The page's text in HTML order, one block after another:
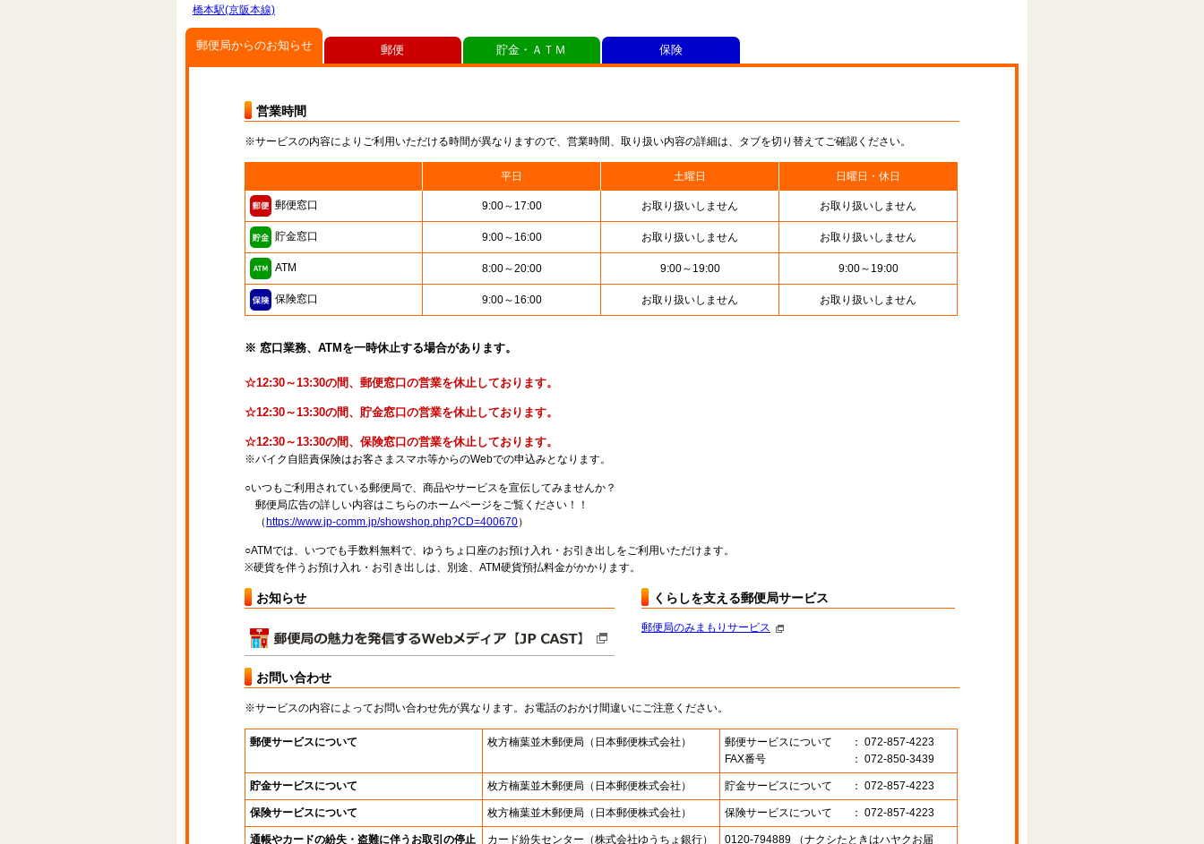
橋本駅(京阪本線)
郵便局からのお知らせ
営業時間
※サービスの内容によりご利用いただける時間が異なりますので、営業時間、取り扱い内容の詳細は、タブを切り替えてご確認ください。
平日 土曜日 日曜日・休日
郵便窓口 9:00～17:00 お取り扱いしません お取り扱いしません
貯金窓口 9:00～16:00 お取り扱いしません お取り扱いしません
ATM 8:00～20:00 9:00～19:00 9:00～19:00
保険窓口 9:00～16:00 お取り扱いしません お取り扱いしません
※ 窓口業務、ATMを一時休止する場合があります。
☆12:30～13:30の間、郵便窓口の営業を休止しております。
☆12:30～13:30の間、貯金窓口の営業を休止しております。
☆12:30～13:30の間、保険窓口の営業を休止しております。
※バイク自賠責保険はお客さまスマホ等からのWebでの申込みとなります。
○いつもご利用されている郵便局で、商品やサービスを宣伝してみませんか？
郵便局広告の詳しい内容はこちらのホームページをご覧ください！！
（ https://www.jp-comm.jp/showshop.php?CD=400670）
○ATMでは、いつでも手数料無料で、ゆうちょ口座のお預け入れ・お引き出しをご利用いただけます。
※硬貨を伴うお預け入れ・お引き出しは、別途、ATM硬貨預払料金がかかります。
お知らせ くらしを支える郵便局サービス
郵便局のみまもりサービス
お問い合わせ
※サービスの内容によってお問い合わせ先が異なります。お電話のおかけ間違いにご注意ください。
郵便サービスについて 枚方楠葉並木郵便局 （日本郵便株式会社） 郵便サービスについて
： 072-857-4223
FAX番号
： 072-850-3439
貯金サービスについて 枚方楠葉並木郵便局 （日本郵便株式会社） 貯金サービスについて ： 072-857-4223
保険サービスについて 枚方楠葉並木郵便局 （日本郵便株式会社） 保険サービスについて ： 072-857-4223
通帳やカードの紛失・盗難に伴うお取引の停止 カード紛失センター （株式会社ゆうちょ銀行） 0120-794889 （ナクシたときはハヤクお届
郵便 貯金・ＡＴＭ 保険